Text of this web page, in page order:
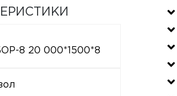
8 20 000*1500*8